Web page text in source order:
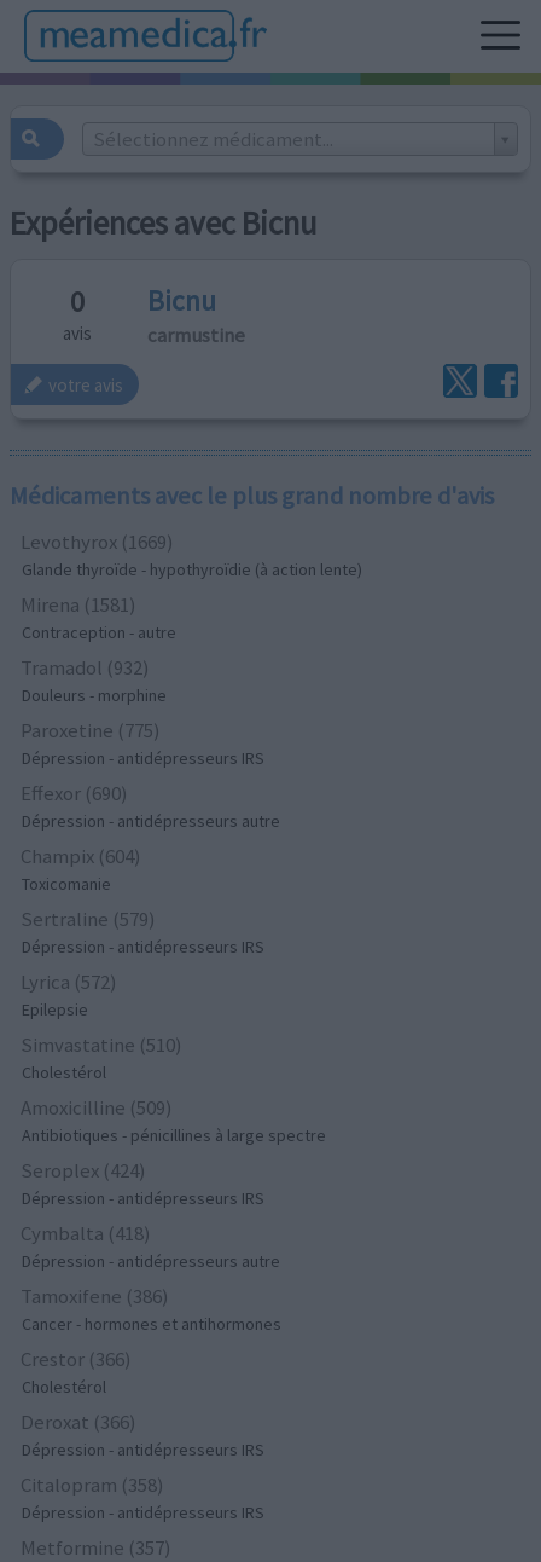
Sélectionnez médicament...
Expériences avec Bicnu
0
avis
Bicnu
carmustine
votre avis
Médicaments avec le plus grand nombre d'avis
Levothyrox (1669)
Glande thyroïde - hypothyroïdie (à action lente)
Mirena (1581)
Contraception - autre
Tramadol (932)
Douleurs - morphine
Paroxetine (775)
Dépression - antidépresseurs IRS
Effexor (690)
Dépression - antidépresseurs autre
Champix (604)
Toxicomanie
Sertraline (579)
Dépression - antidépresseurs IRS
Lyrica (572)
Epilepsie
Simvastatine (510)
Cholestérol
Amoxicilline (509)
Antibiotiques - pénicillines à large spectre
Seroplex (424)
Dépression - antidépresseurs IRS
Cymbalta (418)
Dépression - antidépresseurs autre
Tamoxifene (386)
Cancer - hormones et antihormones
Crestor (366)
Cholestérol
Deroxat (366)
Dépression - antidépresseurs IRS
Citalopram (358)
Dépression - antidépresseurs IRS
Metformine (357)